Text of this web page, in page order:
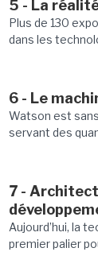
5 - La
Plus de 130
dans les
6 - Le
Watson est
servant des
7 -
Aujourd’hui, la
premier palier